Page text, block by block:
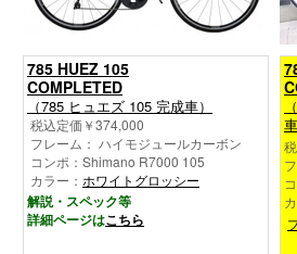
785 HUEZ 105
COMPLETED
（785 ヒュエズ 105 完成車）
税込定価￥374,000
フレーム： ハイモジュールカーボン
コンポ：Shimano R7000 105
カラー： ホワイトグロッシー
解説・スペック等
詳細ページはこちら